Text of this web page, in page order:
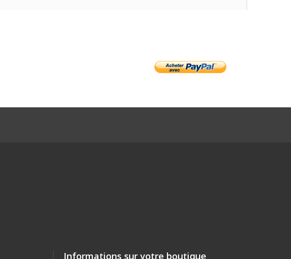
Informations sur votre boutique